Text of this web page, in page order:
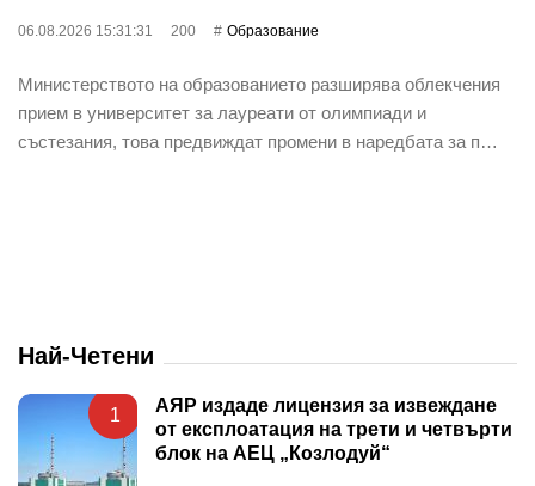
06.08.2026 15:31:31 200 Oбразование
Министерството на образованието разширява облекчения
прием в университет за лауреати от олимпиади и
състезания, това предвиждат промени в наредбата за п…
Най-Четени
1
АЯР издаде лицензия за извеждане
от експлоатация на трети и четвърти
блок на АЕЦ „Козлодуй“